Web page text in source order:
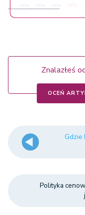
Znalazłeś
OCEŃ
Gdzie
Polityka